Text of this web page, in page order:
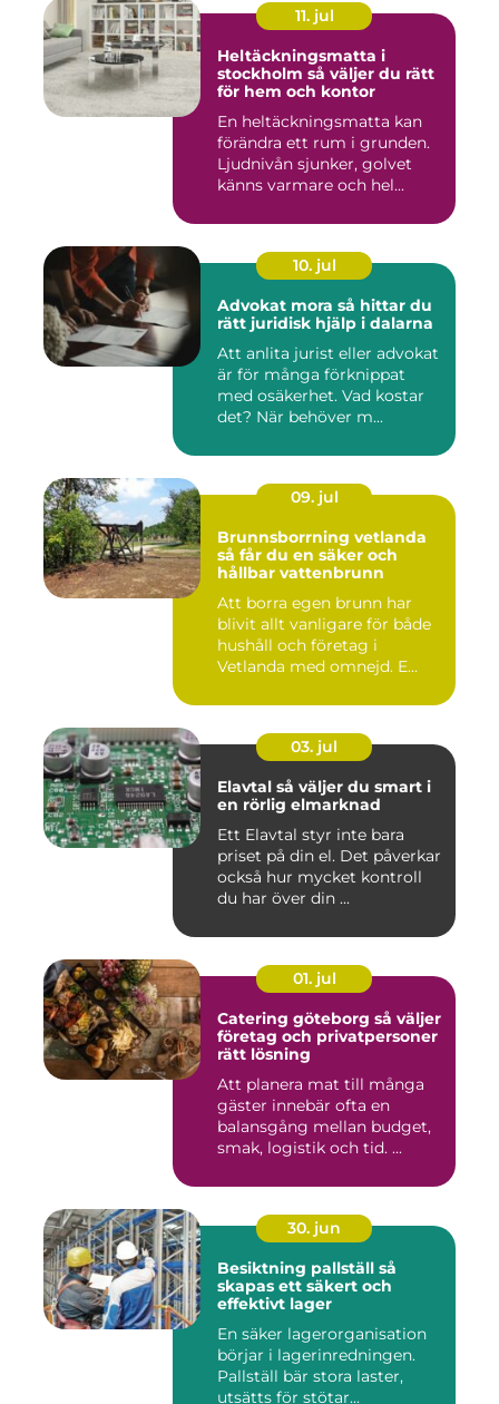
11. jul
Heltäckningsmatta i
stockholm så väljer du rätt
för hem och kontor
En heltäckningsmatta kan
förändra ett rum i grunden.
Ljudnivån sjunker, golvet
känns varmare och hel...
10. jul
Advokat mora så hittar du
rätt juridisk hjälp i dalarna
Att anlita jurist eller advokat
är för många förknippat
med osäkerhet. Vad kostar
det? När behöver m...
09. jul
Brunnsborrning vetlanda
så får du en säker och
hållbar vattenbrunn
Att borra egen brunn har
blivit allt vanligare för både
hushåll och företag i
Vetlanda med omnejd. E...
03. jul
Elavtal så väljer du smart i
en rörlig elmarknad
Ett Elavtal styr inte bara
priset på din el. Det påverkar
också hur mycket kontroll
du har över din ...
01. jul
Catering göteborg så väljer
företag och privatpersoner
rätt lösning
Att planera mat till många
gäster innebär ofta en
balansgång mellan budget,
smak, logistik och tid. ...
30. jun
Besiktning pallställ så
skapas ett säkert och
effektivt lager
En säker lagerorganisation
börjar i lagerinredningen.
Pallställ bär stora laster,
utsätts för stötar...